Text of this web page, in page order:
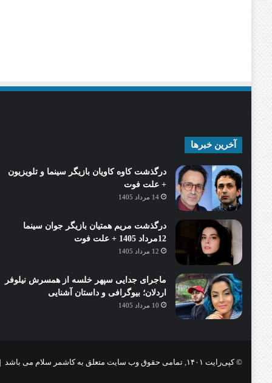
آخرین خبرها
درگذشت کاوه کاویان بازیگر سینما و تلویزیون
+ علت فوت
14 مرداد 1405
درگذشت مریم همتیان بازیگر جوان سینما
12مرداد 1405 + علت فوت
12 مرداد 1405
ماجرای جدایی سپهر خلسه از همسرش نیلوفر
اردلان؛ بیوگرافی و داستان آشنایی
10 مرداد 1405
© کپی‌رایت ۱۴۰۱, تمامی حقوق وب سایت متعلق به کاشمر سلام می باشد |